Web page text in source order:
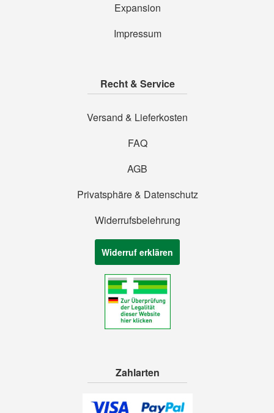
Expansion
Impressum
Recht & Service
Versand & Lieferkosten
FAQ
AGB
Privatsphäre & Datenschutz
Widerrufsbelehrung
Widerruf erklären
Zahlarten